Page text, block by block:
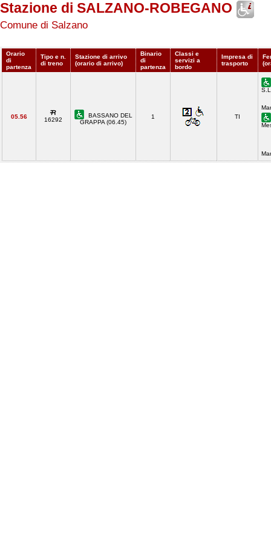
Stazione di SALZANO-ROBEGANO
Comune di Salzano
Orario
di
partenza
Tipo e n.
di treno
Stazione di arrivo
(orario di arrivo)
Binario
di
partenza
Classi e
servizi a
bordo
Impresa di
trasporto
05.56 16292
BASSANO DEL
GRAPPA (06.45)
1 TI